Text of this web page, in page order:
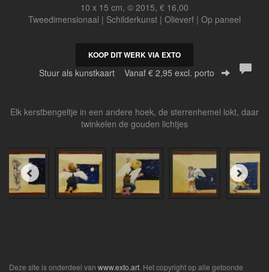
10 x 15 cm, © 2015, € 16,00
Tweedimensionaal | Schilderkunst | Olieverf | Op paneel
KOOP DIT WERK VIA EXTO
Stuur als kunstkaart Vanaf € 2,95 excl. porto
Elk kerstbengeltje in een andere hoek, de sterrenhemel lokt, daar
twinkelen de gouden lichtjes
Deze site is onderdeel van www.exto.art . Het copyright op alle getoonde